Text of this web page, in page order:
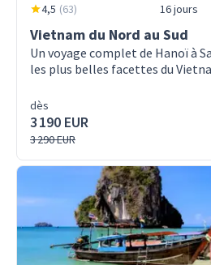
4,5 (63) 16 jours
Vietnam du Nord au Sud
Un voyage complet de Hanoï à
les plus belles facettes du
dès
3 190 EUR
3 290 EUR